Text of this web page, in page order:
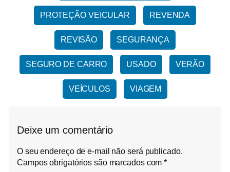
PROTEÇÃO VEICULAR REVENDA
REVISÃO SEGURANÇA
SEGURO DE CARRO USADO VERÃO
VEÍCULOS VIAGEM
Deixe um comentário
O seu endereço de e-mail não será publicado.
Campos obrigatórios são marcados com*